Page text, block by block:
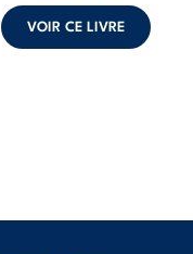
VOIR CE LIVRE